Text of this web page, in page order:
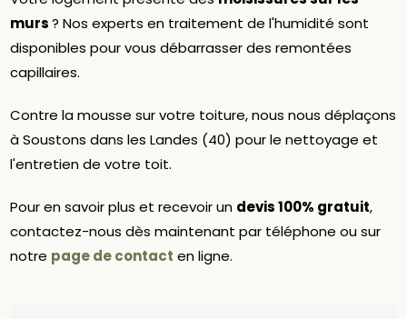
murs? Nos experts en traitement de l'humidité sont
disponibles pour vous débarrasser des remontées
capillaires.
Contre la mousse sur votre toiture, nous nous déplaçons
à Soustons dans les Landes (40) pour le nettoyage et
l'entretien de votre toit.
Pour en savoir plus et recevoir un devis 100% gratuit,
contactez-nous dès maintenant par téléphone ou sur
notre page de contact en ligne.